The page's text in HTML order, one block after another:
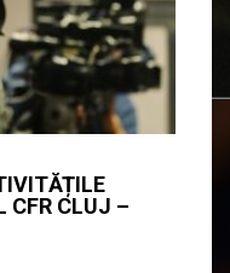
CFR CLUJ –